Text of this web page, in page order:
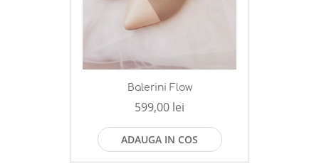
Balerini Flow
599,00 lei
ADAUGA IN COS